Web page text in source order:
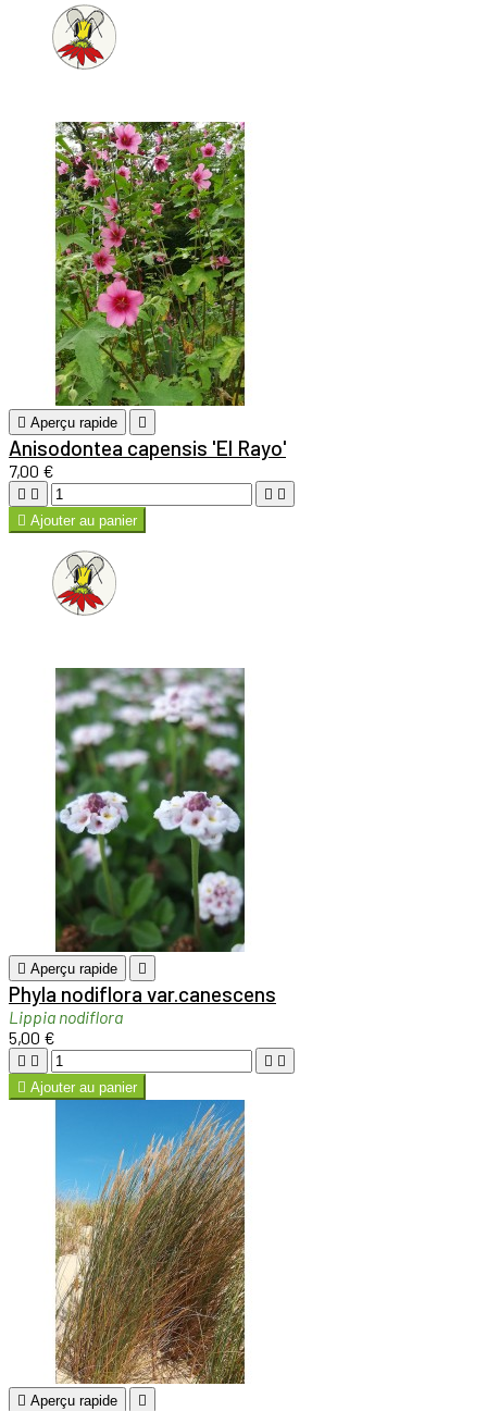
 Aperçu rapide 
Anisodontea capensis 'El Rayo'
7,00 €
   
 Ajouter au panier
 Aperçu rapide 
Phyla nodiflora var.canescens
Lippia nodiflora
5,00 €
   
 Ajouter au panier
 Aperçu rapide 